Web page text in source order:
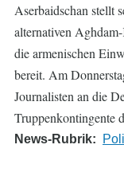
Aserbaidschan stellt
alternativen
die armenischen
bereit. Am
Journalisten an die
Truppenkontingente
News-Rubrik